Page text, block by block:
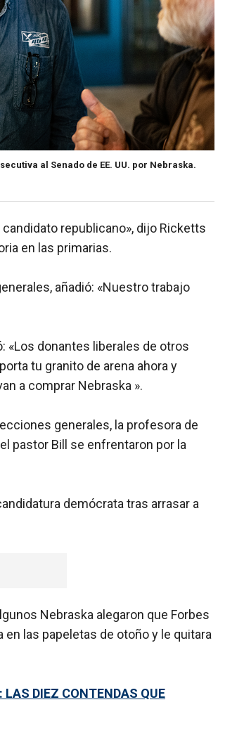
al Senado de EE. UU. por Nebraska.
republicano», dijo Ricketts
en las primarias.
añadió: «Nuestro trabajo
«Los donantes liberales de otros
tu granito de arena ahora y
a comprar Nebraska ».
generales, la profesora de
pastor Bill se enfrentaron por la
demócrata tras arrasar a
Nebraska alegaron que Forbes
las papeletas de otoño y le quitara
LAS DIEZ CONTENDAS QUE